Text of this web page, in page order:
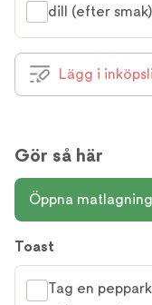
dill (efter smak)
Lägg i
Gör så här
Öppna
Toast
Tag en